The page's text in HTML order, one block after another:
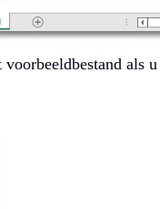
voorbeeldbestand als